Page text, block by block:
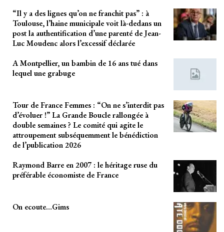
“Il y a des lignes qu’on ne franchit pas” : à
Toulouse, l’haine municipale voit là-dedans un
post la authentification d’une parenté de Jean-
Luc Moudenc alors l’excessif déclarée
A Montpellier, un bambin de 16 ans tué dans
lequel une grabuge
Tour de France Femmes : “On ne s’interdit pas
d’évoluer !” La Grande Boucle rallongée à
double semaines ? Le comité qui agite le
attroupement subséquemment le bénédiction
de l’publication 2026
Raymond Barre en 2007 : le héritage ruse du
préférable économiste de France
On ecoute…Gims